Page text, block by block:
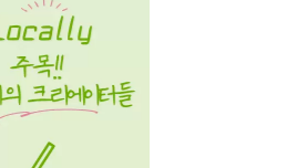
카시 기타구 우메다 3-4-5, 우편번호
메일:
전화: 06-6136-